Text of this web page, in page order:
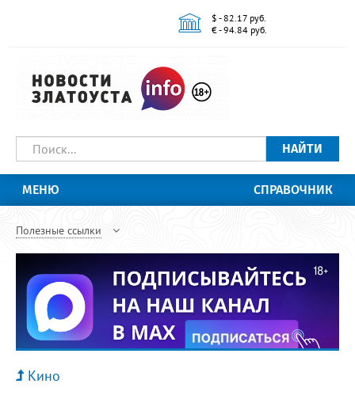
$ - 82.17 руб.
€ - 94.84 руб.
НАЙТИ
МЕНЮ СПРАВОЧНИК
Полезные ссылки
Кино